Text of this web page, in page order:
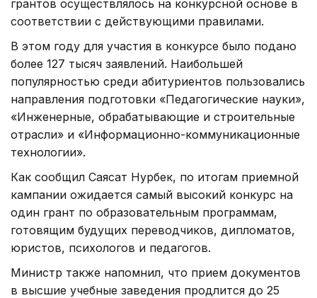
грантов осуществлялось на конкурсной основе в
соответствии с действующими правилами.
В этом году для участия в конкурсе было подано
более 127 тысяч заявлений. Наибольшей
популярностью среди абитуриентов пользовались
направления подготовки «Педагогические науки»,
«Инженерные, обрабатывающие и строительные
отрасли» и «Информационно-коммуникационные
технологии».
Как сообщил Саясат Нурбек, по итогам приемной
кампании ожидается самый высокий конкурс на
один грант по образовательным программам,
готовящим будущих переводчиков, дипломатов,
юристов, психологов и педагогов.
Министр также напомнил, что прием документов
в высшие учебные заведения продлится до 25